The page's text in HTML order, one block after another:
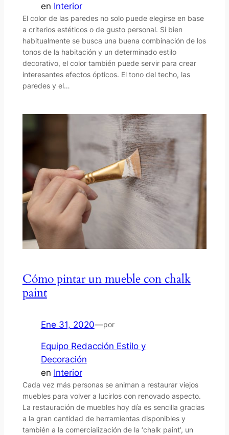
en Interior
El color de las paredes no solo puede elegirse en base
a criterios estéticos o de gusto personal. Si bien
habitualmente se busca una buena combinación de los
tonos de la habitación y un determinado estilo
decorativo, el color también puede servir para crear
interesantes efectos ópticos. El tono del techo, las
paredes y el…
Cómo pintar un mueble con chalk
paint
Ene 31, 2020—por
Equipo Redacción Estilo y
Decoración
en Interior
Cada vez más personas se animan a restaurar viejos
muebles para volver a lucirlos con renovado aspecto.
La restauración de muebles hoy día es sencilla gracias
a la gran cantidad de herramientas disponibles y
también a la comercialización de la ‘chalk paint’, un